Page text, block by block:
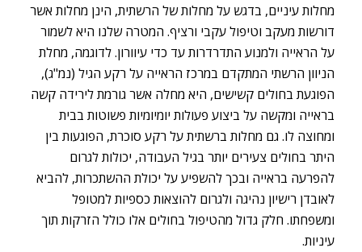
מחלות עיניים, בדגש על מחלות של הרשתית, הינן מחלות אשר
דורשות מעקב וטיפול עקבי ורציף. המטרה שלנו היא לשמור
על הראייה ולמנוע התדרדרות עד כדי עיוורון. לדוגמה, מחלת
הניוון הרשתי המתקדם במרכז הראייה על רקע הגיל (נמ"ג),
הפוגעת בחולים קשישים, היא מחלה אשר גורמת לירידה קשה
בראייה ומקשה על ביצוע פעולות יומיומיות פשוטות בבית
ומחוצה לו. גם מחלות ברשתית על רקע סוכרת, הפוגעות בין
היתר בחולים צעירים יותר בגיל העבודה, יכולות לגרום
להפרעה בראייה ובכך להשפיע על יכולת ההשתכרות, להביא
לאובדן רישיון נהיגה ולגרום להוצאות כספיות למטופל
ומשפחתו. חלק גדול מהטיפול בחולים אלו כולל הזרקות תוך
עיניות.